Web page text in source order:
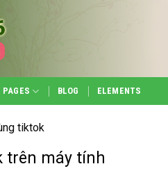
PAGES BLOG ELEMENTS
tiktok
trên máy tính